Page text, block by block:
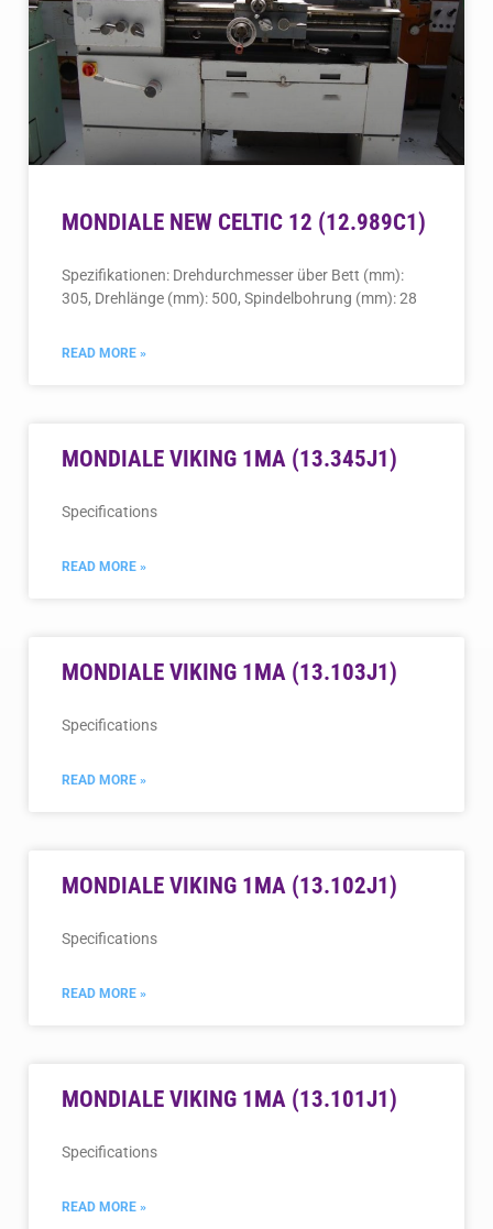
MONDIALE NEW CELTIC 12 (12.989C1)
Spezifikationen: Drehdurchmesser über Bett (mm):
305, Drehlänge (mm): 500, Spindelbohrung (mm): 28
READ MORE »
MONDIALE VIKING 1MA (13.345J1)
Specifications
READ MORE »
MONDIALE VIKING 1MA (13.103J1)
Specifications
READ MORE »
MONDIALE VIKING 1MA (13.102J1)
Specifications
READ MORE »
MONDIALE VIKING 1MA (13.101J1)
Specifications
READ MORE »